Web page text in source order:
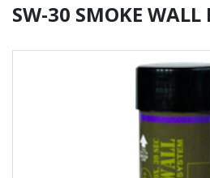
SW-30 SMOKE WALL